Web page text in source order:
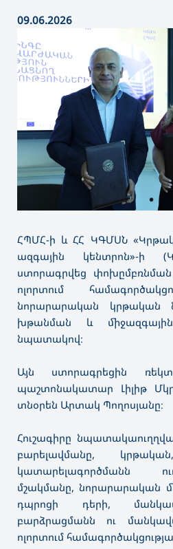
09.06.2026
ՀՊՄՀ-ի և ՀՀ ԿԳՄՍՆ
ազգային կենտրոն»-ի
ստորագրվեց փոխըմբռնման
ոլորտում
նորարարական կրթական
խթանման և
նպատակով։
Այն ստորագրեցին
պաշտոնակատար Լիլիթ
տնօրեն Արտակ Պողոսյանը։
Հուշագիրը
բարելավմանը,
կատարելագործմանն
մշակմանը, նորարարական
դպրոցի դերի,
բարձրացմանն ու
ոլորտում